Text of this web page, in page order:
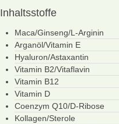
Inhaltsstoffe
Maca/Ginseng/L-Arginin
Arganöl/Vitamin E
Hyaluron/Astaxantin
Vitamin B2/Vitaflavin
Vitamin B12
Vitamin D
Coenzym Q10/D-Ribose
Kollagen/Sterole